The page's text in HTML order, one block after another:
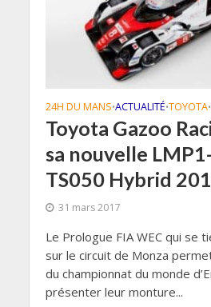
24H DU MANS•ACTUALITÉ•TOYOTA•
Toyota Gazoo
sa nouvelle
TS050 Hybrid
31 mars 2017
Le Prologue FIA WEC qui se
sur le circuit de Monza
du championnat du monde
présenter leur monture...